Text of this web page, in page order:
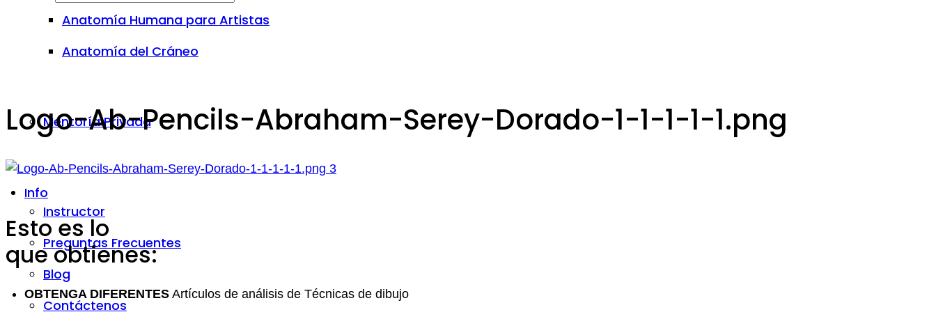
Anatomía Humana para Artistas
Anatomía del Cráneo
Mentoría Privada
Info
Instructor
Preguntas Frecuentes
Blog
Contáctenos
Logo-Ab-Pencils-Abraham-Serey-Dorado-1-1-1-1-1.png
Esto es lo
que obtienes:
OBTENGA DIFERENTES Artículos de análisis de Técnicas de dibujo